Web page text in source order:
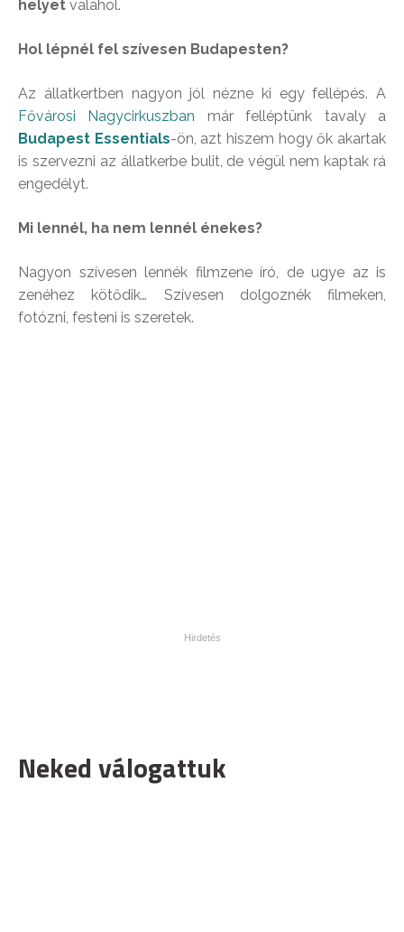
helyet valahol.
Hol lépnél fel szívesen Budapesten?
Az állatkertben nagyon jól nézne ki egy fellépés. A
Fővárosi Nagycirkuszban már felléptünk tavaly a
Budapest Essentials-ön, azt hiszem hogy ők akartak
is szervezni az állatkerbe bulit, de végül nem kaptak rá
engedélyt.
Mi lennél, ha nem lennél énekes?
Nagyon szívesen lennék filmzene író, de ugye az is
zenéhez kötődik… Szívesen dolgoznék filmeken,
fotózni, festeni is szeretek.
Neked válogattuk